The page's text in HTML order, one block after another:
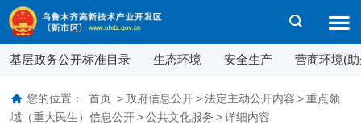
基层政务公开标准目录 生态环境 安全生产 营商环境(
您的位置： 首页 > 政府信息公开 > 法定主动公开内容 > 重点领
域（重大民生）信息公开 > 公共文化服务 > 详细内容